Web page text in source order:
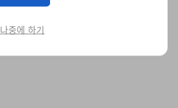
나중에 하기